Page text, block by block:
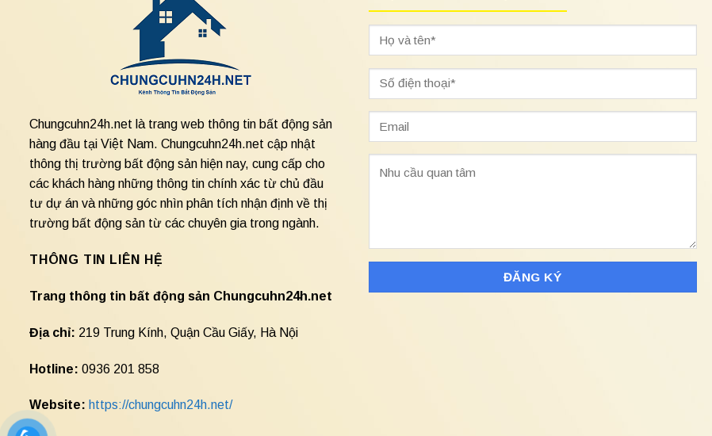
Chungcuhn24h.net là trang web thông tin bất động sản
hàng đầu tại Việt Nam. Chungcuhn24h.net cập nhật
thông thị trường bất động sản hiện nay, cung cấp cho
các khách hàng những thông tin chính xác từ chủ đầu
tư dự án và những góc nhìn phân tích nhận định về thị
trường bất động sản từ các chuyên gia trong ngành.
THÔNG TIN LIÊN HỆ
Trang thông tin bất động sản Chungcuhn24h.net
Địa chỉ: 219 Trung Kính, Quận Cầu Giấy, Hà Nội
Hotline: 0936 201 858
Website: https://chungcuhn24h.net/